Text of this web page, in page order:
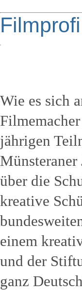
Wie es sich
jährigen
über die
kreative
einem
und der
ganz